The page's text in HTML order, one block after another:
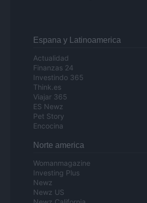
Espana y Latinoamerica
Actualidad
Finanzas 24
Investindo 365
Think.es
Viajar 365
ES Newz
Pet Story
Encocina
Norte america
Womanmagazine
Investing Plus
Newz
Newz US